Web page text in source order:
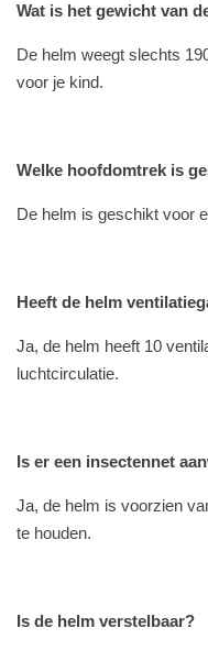
Wat is het gewicht van
De helm weegt slechts
voor je kind.
Welke hoofdomtrek is
De helm is geschikt voor
Heeft de helm
Ja, de helm heeft 10
luchtcirculatie.
Is er een insectennet
Ja, de helm is voorzien
te houden.
Is de helm verstelbaar?